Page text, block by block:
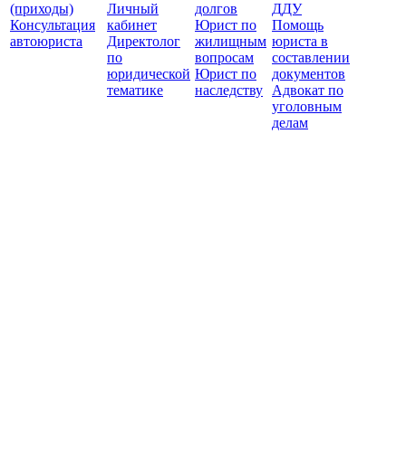
(приходы)
Консультация
автоюриста
Личный
кабинет
Директолог
по
юридической
тематике
долгов
Юрист по
жилищным
вопросам
Юрист по
наследству
ДДУ
Помощь
юриста в
составлении
документов
Адвокат по
уголовным
делам